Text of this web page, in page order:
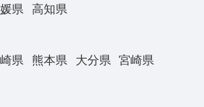
県 高知県
県 熊本県 大分県
宮崎県